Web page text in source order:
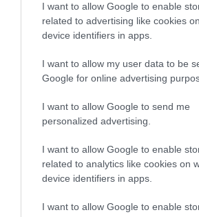
I want to allow Google to enable
related to advertising like cookies
device identifiers in apps.
I want to allow my user data to be
Google for online advertising
I want to allow Google to send me
personalized advertising.
I want to allow Google to enable
related to analytics like cookies on
device identifiers in apps.
I want to allow Google to enable
AIRBNB AJÁNLÓ AUSZTRIA
FEJLESZTÉS FÜRDŐ GYÓGYFÜRDŐ
KARANTÉN KORONAVÍRUS
MAGYARORSZÁG MAGYARUL MISKOLC
OLASZORSZÁG PROGRAMAJÁNLÓ
REPÜLŐJÁRAT REPÜLŐTÉR RYANAIR